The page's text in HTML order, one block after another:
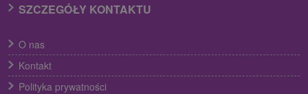
SZCZEGÓŁY KONTAKTU
O nas
Kontakt
Polityka prywatności